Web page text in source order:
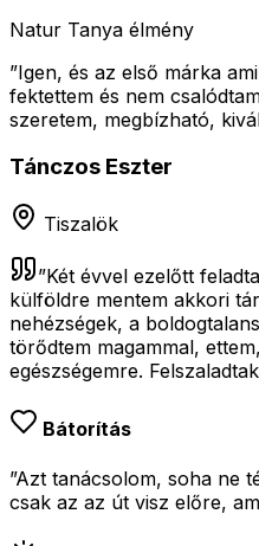
Natur Tanya élmény
”Igen, és az első márka
fektettem és nem
szeretem, megbízható,
Tánczos Eszter
Tiszalök
”Két évvel ezelőtt
külföldre mentem akkori
nehézségek, a
törődtem magammal,
egészségemre.
Bátorítás
”Azt tanácsolom, soha ne
csak az az út visz előre,